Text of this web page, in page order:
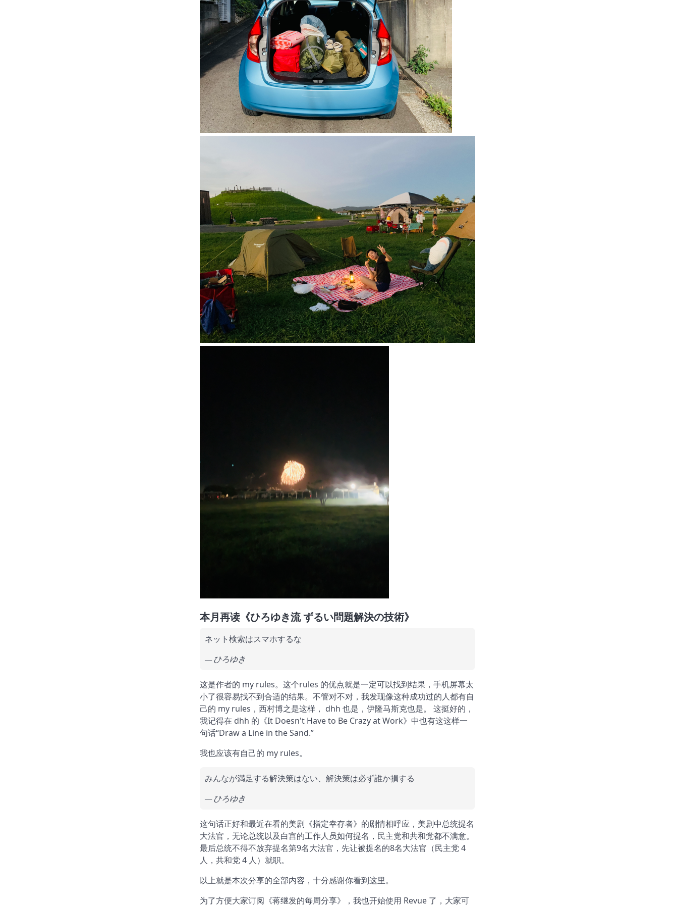
本月再读《ひろゆき流 ずるい問題解決の技術》
ネット検索はスマホするな
ひろゆき
这是作者的 my rules。这个rules 的优点就是一定可以找到结果，手机屏幕太
小了很容易找不到合适的结果。不管对不对，我发现像这种成功过的人都有自
己的 my rules，西村博之是这样， dhh 也是，伊隆马斯克也是。 这挺好的，
我记得在 dhh 的《It Doesn't Have to Be Crazy at Work》中也有这这样一
句话“Draw a Line in the Sand.”
我也应该有自己的 my rules。
みんなが満足する解決策はない、解決策は必ず誰か損する
ひろゆき
这句话正好和最近在看的美剧《指定幸存者》的剧情相呼应，美剧中总统提名
大法官，无论总统以及白宫的工作人员如何提名，民主党和共和党都不满意。
最后总统不得不放弃提名第9名大法官，先让被提名的8名大法官（民主党 4
人，共和党 4 人）就职。
以上就是本次分享的全部内容，十分感谢你看到这里。
为了方便大家订阅《蒋继发的每周分享》，我也开始使用 Revue 了，大家可